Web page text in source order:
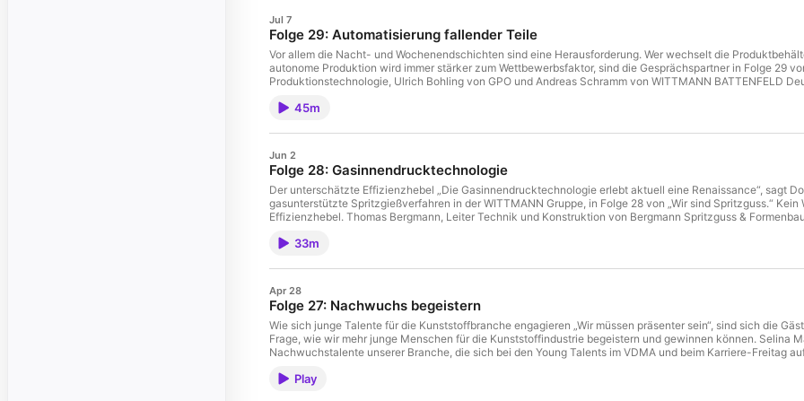
Jul 7
Folge 29: Automatisierung fallender Teile
Vor allem die Nacht- und Wochenendschichten sind eine Herausforderung. Wer wechselt die
autonome Produktion wird immer stärker zum Wettbewerbsfaktor, sind die Gesprächspartner in Folge 29
Produktionstechnologie, Ulrich Bohling von GPO und Andreas Schramm von WITTMANN BATTENFELD
bedeutet vor allem eines: den Prozess von der Rohstoffversorgung bis zur Intralogistik ganzheitlich zu optimieren. Die Podcast-Episode macht deutlich, wie
Registrierung über: info@kelz-produktion.de
45m
Jun 2
Folge 28: Gasinnendrucktechnologie
Der unterschätzte Effizienzhebel „Die Gasinnendrucktechnologie erlebt aktuell eine Renaissance“, sagt
gasunterstützte Spritzgießverfahren in der WITTMANN Gruppe, in Folge 28 von „Wir sind Spritzguss.“
Effizienzhebel. Thomas Bergmann, Leiter Technik und Konstruktion von Bergmann Spritzguss &
Domenico Scavello und Thomas Bergmann tauschen sich im Podcast über die Herausforderungen und
Meinerzhagen. Dort geht es um das gasunterstützte Spritzgießen – sowohl um die
33m
Apr 28
Folge 27: Nachwuchs begeistern
Wie sich junge Talente für die Kunststoffbranche engagieren „Wir müssen präsenter sein“, sind sich die
Frage, wie wir mehr junge Menschen für die Kunststoffindustrie begeistern und gewinnen können. Selina
Nachwuchstalente unserer Branche, die sich bei den Young Talents im VDMA und beim Karriere-Freitag
machen, die Eigenschaften genau auf den Einsatzzweck abzustimmen und sich das Material dabei
Play